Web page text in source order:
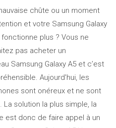
chûte ou un moment
et votre Samsung Galaxy
fonctionne plus ? Vous ne
pas acheter un
Samsung Galaxy A5 et c’est
Aujourd'hui, les
sont onéreux et ne sont
solution la plus simple, la
est donc de faire appel à un